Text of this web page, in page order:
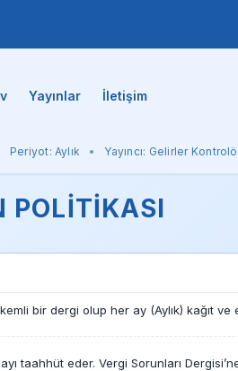
Yayınlar İletişim
Periyot: Aylık Yayıncı: Gelirler
POLITIKASI
bir dergi olup her ay (Aylık) kağıt ve
taahhüt eder. Vergi Sorunları